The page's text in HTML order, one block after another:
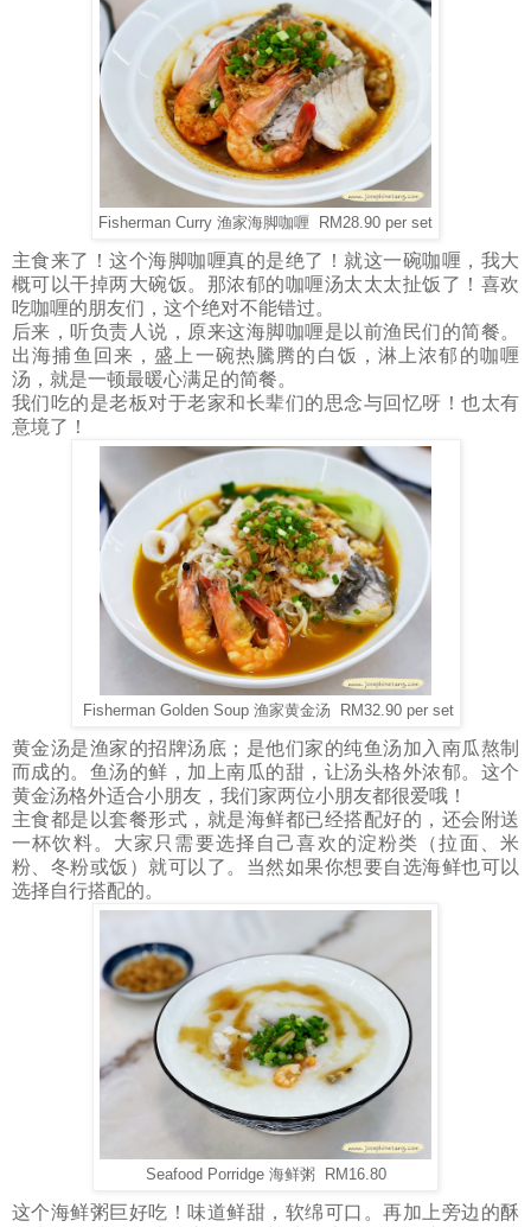
Fisherman Curry 渔家海脚咖喱 RM28.90 per set
主食来了！这个海脚咖喱真的是绝了！就这一碗咖喱，我大
概可以干掉两大碗饭。那浓郁的咖喱汤太太太扯饭了！喜欢
吃咖喱的朋友们，这个绝对不能错过。
后来，听负责人说，原来这海脚咖喱是以前渔民们的简餐。
出海捕鱼回来，盛上一碗热騰腾的白饭，淋上浓郁的咖喱
汤，就是一顿最暖心满足的简餐。
我们吃的是老板对于老家和长辈们的思念与回忆呀！也太有
意境了！
Fisherman Golden Soup 渔家黄金汤 RM32.90 per set
黄金汤是渔家的招牌汤底；是他们家的纯鱼汤加入南瓜熬制
而成的。鱼汤的鲜，加上南瓜的甜，让汤头格外浓郁。这个
黄金汤格外适合小朋友，我们家两位小朋友都很爱哦！
主食都是以套餐形式，就是海鲜都已经搭配好的，还会附送
一杯饮料。大家只需要选择自己喜欢的淀粉类（拉面、米
粉、冬粉或饭）就可以了。当然如果你想要自选海鲜也可以
选择自行搭配的。
Seafood Porridge 海鲜粥 RM16.80
这个海鲜粥巨好吃！味道鲜甜，软绵可口。再加上旁边的酥